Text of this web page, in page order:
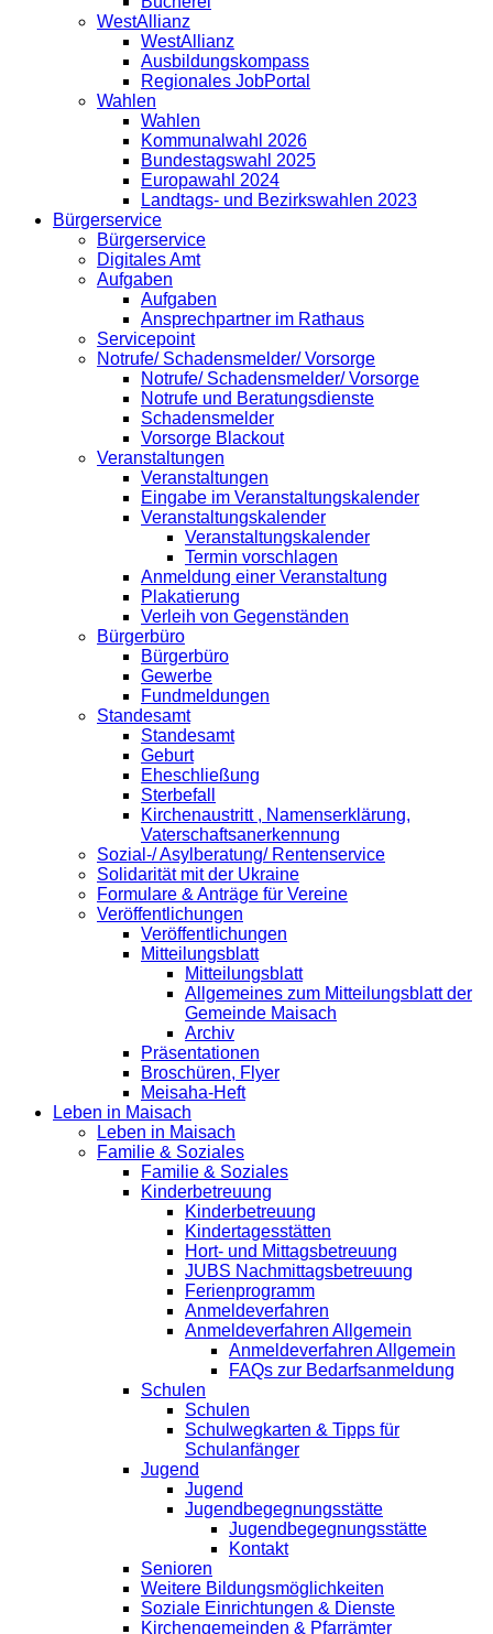
WestAllianz
WestAllianz
Ausbildungskompass
Regionales JobPortal
Wahlen
Wahlen
Kommunalwahl 2026
Bundestagswahl 2025
Europawahl 2024
Landtags- und Bezirkswahlen 2023
Bürgerservice
Bürgerservice
Digitales Amt
Aufgaben
Aufgaben
Ansprechpartner im Rathaus
Servicepoint
Notrufe/ Schadensmelder/ Vorsorge
Notrufe/ Schadensmelder/ Vorsorge
Notrufe und Beratungsdienste
Schadensmelder
Vorsorge Blackout
Veranstaltungen
Veranstaltungen
Eingabe im Veranstaltungskalender
Veranstaltungskalender
Veranstaltungskalender
Termin vorschlagen
Anmeldung einer Veranstaltung
Plakatierung
Verleih von Gegenständen
Bürgerbüro
Bürgerbüro
Gewerbe
Fundmeldungen
Standesamt
Standesamt
Geburt
Eheschließung
Sterbefall
Kirchenaustritt , Namenserklärung,
Vaterschaftsanerkennung
Sozial-/ Asylberatung/ Rentenservice
Solidarität mit der Ukraine
Formulare & Anträge für Vereine
Veröffentlichungen
Veröffentlichungen
Mitteilungsblatt
Mitteilungsblatt
Allgemeines zum Mitteilungsblatt der
Gemeinde Maisach
Archiv
Präsentationen
Broschüren, Flyer
Meisaha-Heft
Leben in Maisach
Leben in Maisach
Familie & Soziales
Familie & Soziales
Kinderbetreuung
Kinderbetreuung
Kindertagesstätten
Hort- und Mittagsbetreuung
JUBS Nachmittagsbetreuung
Ferienprogramm
Anmeldeverfahren
Anmeldeverfahren Allgemein
Anmeldeverfahren Allgemein
FAQs zur Bedarfsanmeldung
Schulen
Schulen
Schulwegkarten & Tipps für
Schulanfänger
Jugend
Jugend
Jugendbegegnungsstätte
Jugendbegegnungsstätte
Kontakt
Senioren
Weitere Bildungsmöglichkeiten
Soziale Einrichtungen & Dienste
Kirchengemeinden & Pfarrämter